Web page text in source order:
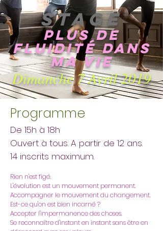
STAGE
Plus de
fluidité dans
ma vie
Dimanche 7 Avril 2019
Programme
De 15h à 18h
Ouvert à tous. A partir de 12 ans.
14 inscrits maximum.
Rien n'est figé.
L'évolution est un mouvement permanent.
Accompagner le mouvement du changement.
Est-ce qu'on est bien incarné ?
Accepter l'impermanence des choses.
Se reconnaître d'instant en instant sans être en